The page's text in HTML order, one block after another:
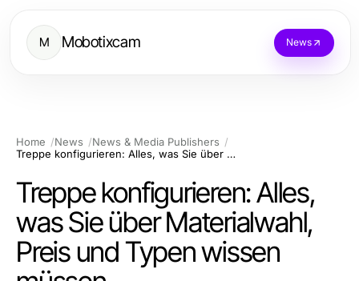
M Mobotixcam News
Home News
News & Media Publishers
Treppe konfigurieren: Alles, was Sie über Materialwahl, Preis und Typen wissen müssen
Treppe konfigurieren: Alles,
was Sie über Materialwahl,
Preis und Typen wissen